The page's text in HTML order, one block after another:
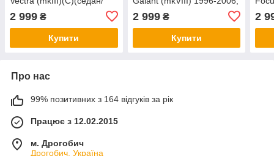
Signum (mkI) 2003-2008 /
Corsa (mkIV)(D)
2 999 ₴
Купити
Wira (mkI) 1993-2010 (TH
141049)
2 999₴
Купити
(TH
2
Про нас
99% позитивних з 164 відгуків за рік
Працює з 12.02.2015
м. Дрогобич
Дрогобич, Україна